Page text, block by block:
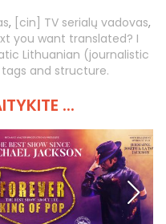
, [cin] TV serialų vadovas,
you want translated? I
Lithuanian (journalistic
and structure.
...